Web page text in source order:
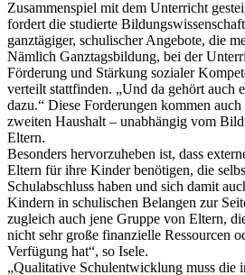
Zusammenspiel mit dem Unterricht
fordert die studierte
ganztägiger, schulischer Angebote, die
Nämlich Ganztagsbildung, bei der
Förderung und Stärkung sozialer
verteilt stattfinden. „Und da gehört auch
dazu.“ Diese Forderungen kommen auch
zweiten Haushalt – unabhängig vom
Eltern.
Besonders hervorzuheben ist, dass
Eltern für ihre Kinder benötigen, die
Schulabschluss haben und sich damit
Kindern in schulischen Belangen zur
zugleich auch jene Gruppe von Eltern,
nicht sehr große finanzielle Ressourcen
Verfügung hat“, so Isele.
„Qualitative Schulentwicklung muss die